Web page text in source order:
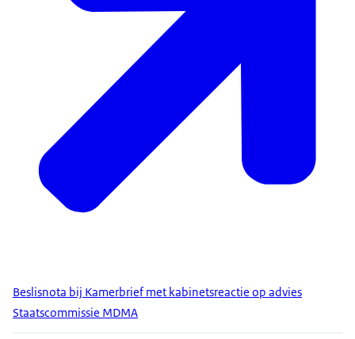
Beslisnota bij Kamerbrief met kabinetsreactie op advies
Staatscommissie MDMA